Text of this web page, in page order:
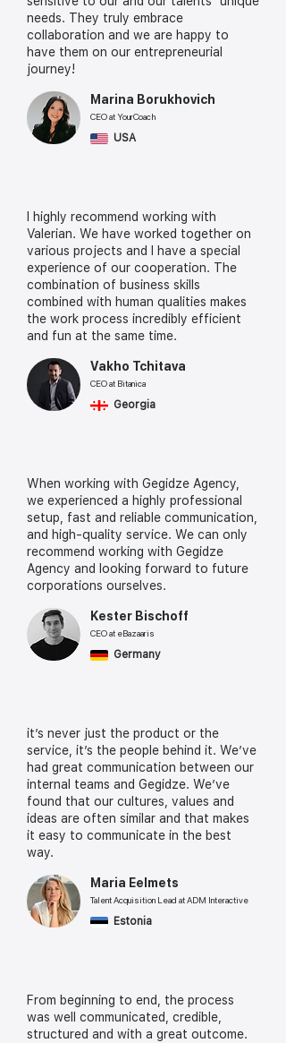
needs. They truly embrace
collaboration and we are happy to
have them on our entrepreneurial
journey!
Marina Borukhovich
CEO at YourCoach
USA
I highly recommend working with
Valerian. We have worked together on
various projects and I have a special
experience of our cooperation. The
combination of business skills
combined with human qualities makes
the work process incredibly efficient
and fun at the same time.
Vakho Tchitava
CEO at Bitanica
Georgia
When working with Gegidze Agency,
we experienced a highly professional
setup, fast and reliable communication,
and high-quality service. We can only
recommend working with Gegidze
Agency and looking forward to future
corporations ourselves.
Kester Bischoff
CEO at eBazaaris
Germany
it’s never just the product or the
service, it’s the people behind it. We’ve
had great communication between our
internal teams and Gegidze. We’ve
found that our cultures, values and
ideas are often similar and that makes
it easy to communicate in the best
way.
Maria Eelmets
Talent Acquisition Lead at ADM Interactive
Estonia
From beginning to end, the process
was well communicated, credible,
structured and with a great outcome.